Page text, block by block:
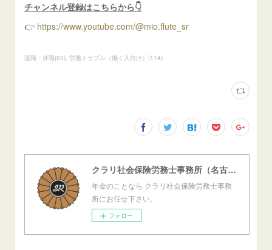
チャンネル登録はこちらから👇
👉 https://www.youtube.com/@mio.flute_sr
退職・休職(63) 労働トラブル（働く人向け） (114)
クラリ社会保険労務士事務所（名古屋西障害年金センター）
年金のことなら クラリ社会保険労務士事務
所にお任せ下さい。
フォロー